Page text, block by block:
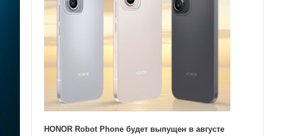
HONOR Robot Phone будет выпущен в августе